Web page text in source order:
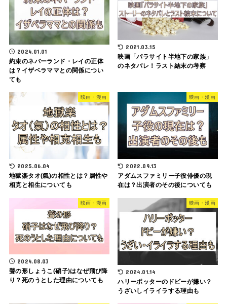
2024.01.01
約束のネバーランド・レイの正体
は？イザベラママとの関係につい
ても
2021.03.15
映画「パラサイト半地下の家族」
のネタバレ！ラスト結末の考察
映画・漫画
2025.06.04
地獄楽タオ(氣)の相性とは？属性や
相克と相生についても
映画・漫画
2022.09.13
アダムスファミリー子役俳優の現
在は？出演者のその後についても
映画・漫画
2024.08.03
聲の形しょうこ(硝子)はなぜ飛び降
り？死のうとした理由についても
映画・漫画
2024.01.14
ハリーポッターのドビーが嫌い？
うざいしイライラする理由も